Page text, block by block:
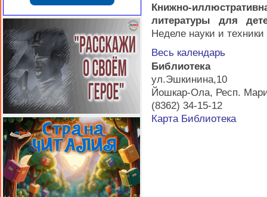
Книжно-
литературы для
Неделе науки и
Весь календарь
Библиотека
ул.Эшкинина,10
Йошкар-Ола, Респ.
(8362) 34-15-12
Карта Библиотека